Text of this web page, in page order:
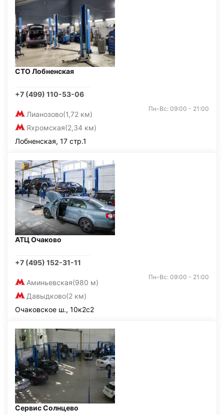
СТО Лобненская
+7 (499) 110-53-06
Лианозово(1,72 км)
Яхромская(2,34 км)
Пн-Вс: 09:00 - 21:00
Лобненская, 17 стр.1
АТЦ Очаково
+7 (495) 152-31-11
Аминьевская(980 м)
Давыдково(2 км)
Пн-Вс: 09:00 - 21:00
Очаковское ш., 10к2с2
Сервис Солнцево